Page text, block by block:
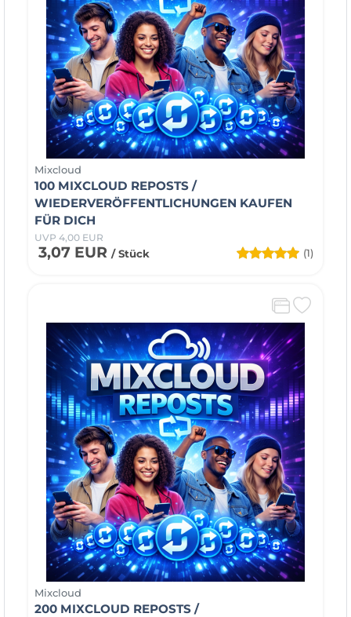
Mixcloud
100 MIXCLOUD REPOSTS /
WIEDERVERÖFFENTLICHUNGEN KAUFEN
FÜR DICH
UVP 4,00 EUR
3,07 EUR / Stück (1)
Mixcloud
200 MIXCLOUD REPOSTS /